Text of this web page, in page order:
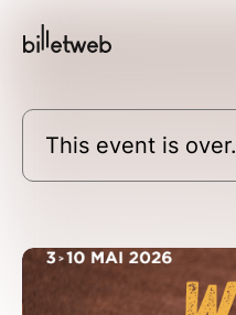
This event is over.